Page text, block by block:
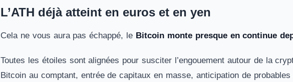
L’ATH déjà atteint en euros et en yen
Cela ne vous aura pas échappé, le Bitcoin monte presque en continue
Toutes les étoiles sont alignées pour susciter l’engouement autour de la
Bitcoin au comptant, entrée de capitaux en masse, anticipation de